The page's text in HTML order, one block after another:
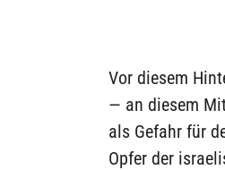
Vor diesem
— an diesem
als Gefahr für
Opfer der